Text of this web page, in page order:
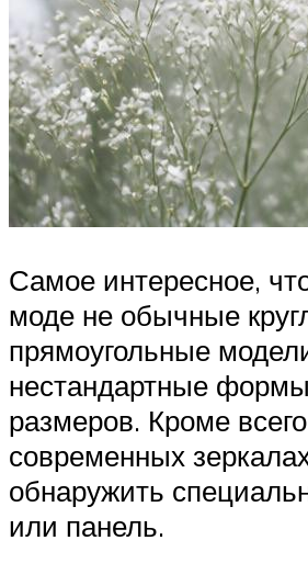
Самое интересное,
моде не обычные
прямоугольные
нестандартные
размеров. Кроме
современных
обнаружить
или панель.